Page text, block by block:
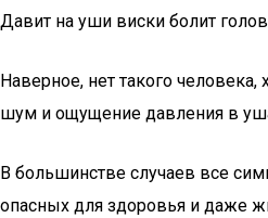
Давит на уши виски болит
Наверное, нет такого
шум и ощущение давления в
В большинстве случаев все
опасных для здоровья и даже